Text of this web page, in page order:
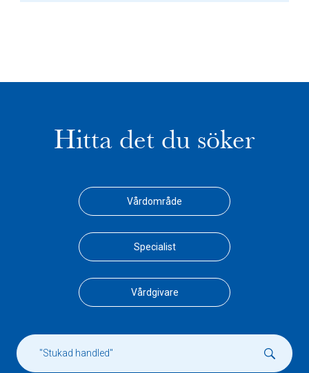
Hitta det du söker
Vårdområde
Specialist
Vårdgivare